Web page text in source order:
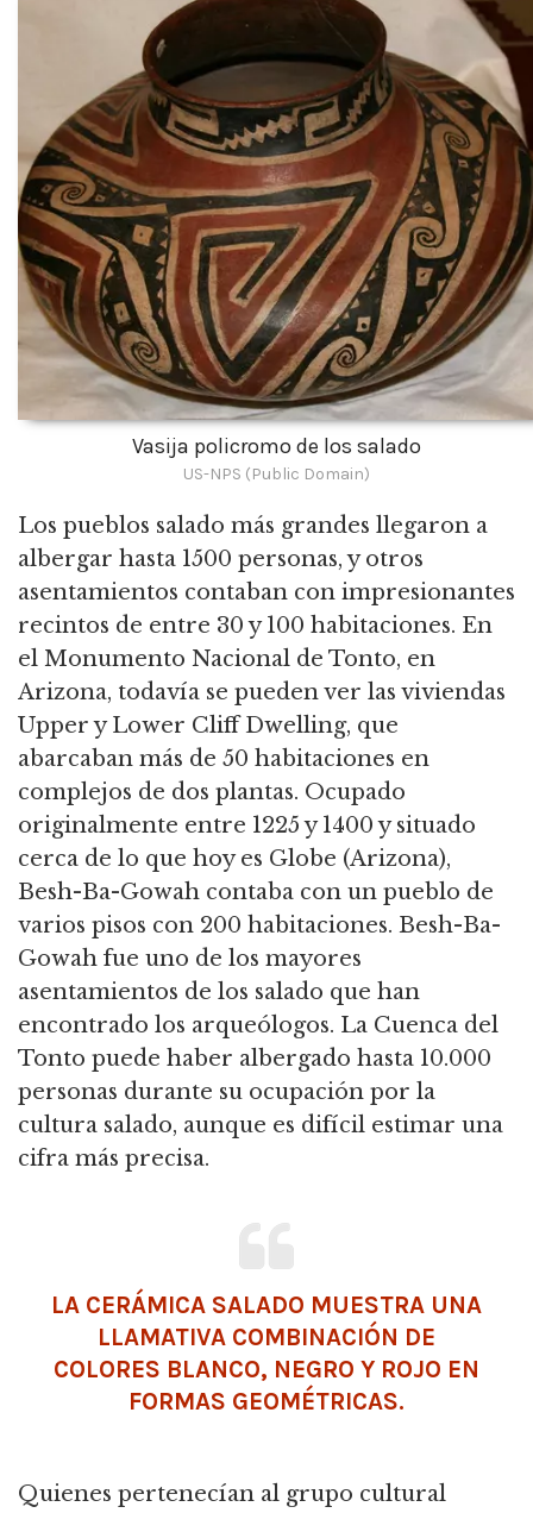
Vasija policromo de los salado
US-NPS (Public Domain)
Los pueblos salado más grandes llegaron a
albergar hasta 1500 personas, y otros
asentamientos contaban con impresionantes
recintos de entre 30 y 100 habitaciones. En
el Monumento Nacional de Tonto, en
Arizona, todavía se pueden ver las viviendas
Upper y Lower Cliff Dwelling, que
abarcaban más de 50 habitaciones en
complejos de dos plantas. Ocupado
originalmente entre 1225 y 1400 y situado
cerca de lo que hoy es Globe (Arizona),
Besh-Ba-Gowah contaba con un pueblo de
varios pisos con 200 habitaciones. Besh-Ba-
Gowah fue uno de los mayores
asentamientos de los salado que han
encontrado los arqueólogos. La Cuenca del
Tonto puede haber albergado hasta 10.000
personas durante su ocupación por la
cultura salado, aunque es difícil estimar una
cifra más precisa.
LA CERÁMICA SALADO MUESTRA UNA
LLAMATIVA COMBINACIÓN DE
COLORES BLANCO, NEGRO Y ROJO EN
FORMAS GEOMÉTRICAS.
Quienes pertenecían al grupo cultural